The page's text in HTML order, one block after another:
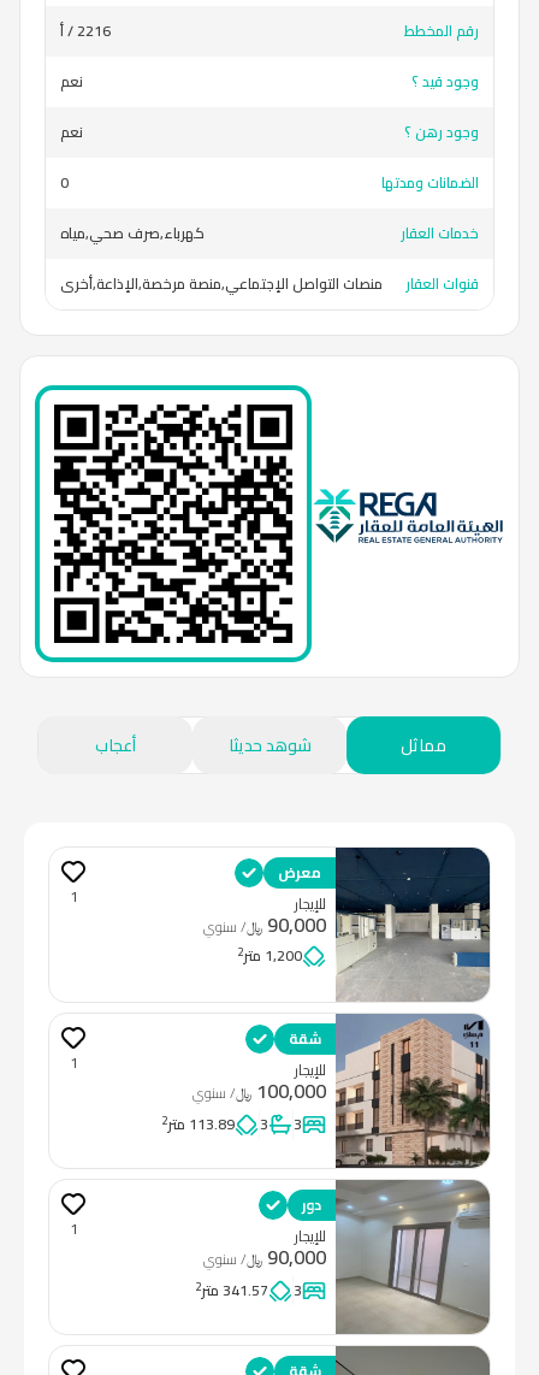
رقم المخطط
2216 / أ
وجود قيد ؟
نعم
وجود رهن ؟
نعم
الضمانات ومدتها
0
خدمات العقار
كهرباء,صرف صحي,مياه
قنوات العقار
منصات التواصل الإجتماعي,منصة مرخصة,الإذاعة,أخرى
مماثل شوهد حديثا أعجاب
معرض
للإيجار
90,000 ﷼/ سنوي
1,200 متر
2
1
شقة
للإيجار
100,000 ﷼/ سنوي
3
3 113.89 متر 2
1
دور
للإيجار
90,000 ﷼/ سنوي
3
341.57 متر 2
1